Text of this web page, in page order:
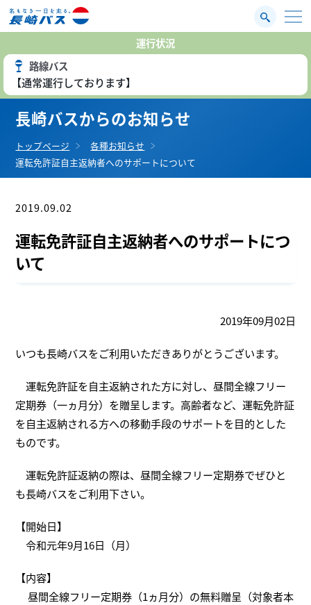
運行状況
路線バス
【通常運行しております】
長崎バスからのお知らせ
トップページ
各種お知らせ
運転免許証自主返納者へのサポートについて
2019.09.02
運転免許証自主返納者へのサポートにつ
いて
2019年09月02日
いつも長崎バスをご利用いただきありがとうございます。
運転免許証を自主返納された方に対し、昼間全線フリー
定期券（一ヵ月分）を贈呈します。高齢者など、運転免許証
を自主返納される方への移動手段のサポートを目的とした
ものです。
運転免許証返納の際は、昼間全線フリー定期券でぜひと
も長崎バスをご利用下さい。
【開始日】
令和元年9月16日（月）
【内容】
昼間全線フリー定期券（1ヵ月分）の無料贈呈（対象者本